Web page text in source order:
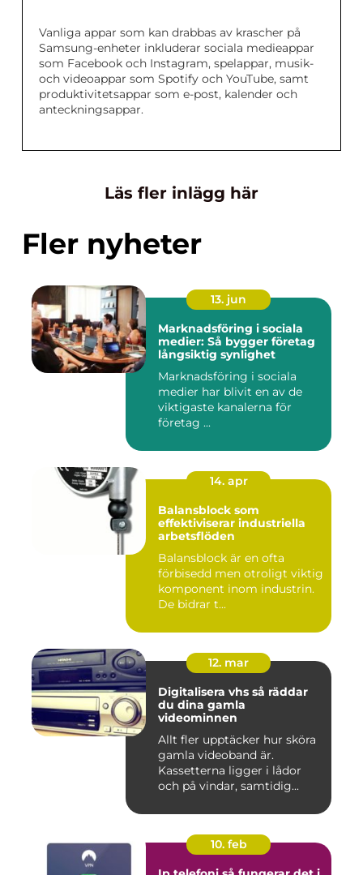
Vanliga appar som kan drabbas av krascher på
Samsung-enheter inkluderar sociala medieappar
som Facebook och Instagram, spelappar, musik-
och videoappar som Spotify och YouTube, samt
produktivitetsappar som e-post, kalender och
anteckningsappar.
Läs fler inlägg här
Fler nyheter
13. jun
Marknadsföring i sociala
medier: Så bygger företag
långsiktig synlighet
Marknadsföring i sociala
medier har blivit en av de
viktigaste kanalerna för
företag ...
14. apr
Balansblock som
effektiviserar industriella
arbetsflöden
Balansblock är en ofta
förbisedd men otroligt viktig
komponent inom industrin.
De bidrar t...
12. mar
Digitalisera vhs så räddar
du dina gamla
videominnen
Allt fler upptäcker hur sköra
gamla videoband är.
Kassetterna ligger i lådor
och på vindar, samtidig...
10. feb